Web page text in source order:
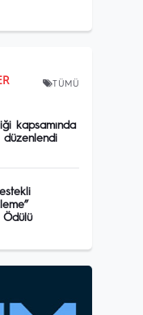
TÜMÜ
kapsamında
düzenlendi
Ödülü